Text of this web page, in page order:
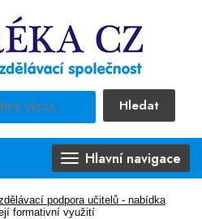
Hledat
použijte předdefinovaný výběr
Hlavní navigace
podpora učitelů - nabídka
formativní využití